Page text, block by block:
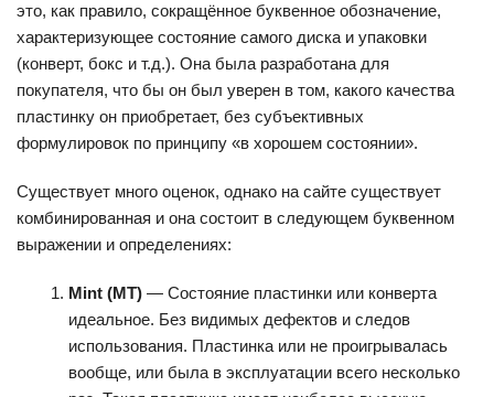
это, как правило, сокращённое буквенное обозначение,
характеризующее состояние самого диска и упаковки
(конверт, бокс и т.д.). Она была разработана для
покупателя, что бы он был уверен в том, какого качества
пластинку он приобретает, без субъективных
формулировок по принципу «в хорошем состоянии».
Существует много оценок, однако на сайте существует
комбинированная и она состоит в следующем буквенном
выражении и определениях:
Mint (MT) — Состояние пластинки или конверта
идеальное. Без видимых дефектов и следов
использования. Пластинка или не проигрывалась
вообще, или была в эксплуатации всего несколько